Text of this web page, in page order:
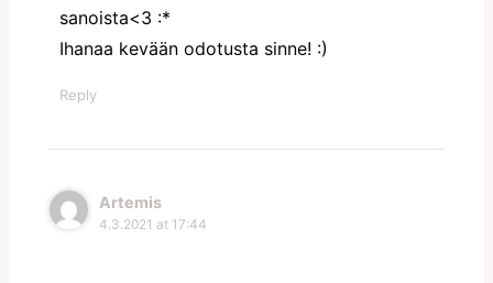
sanoista<3 :*
Ihanaa kevään odotusta sinne! :)
Reply
Artemis
4.3.2021 at 17:44